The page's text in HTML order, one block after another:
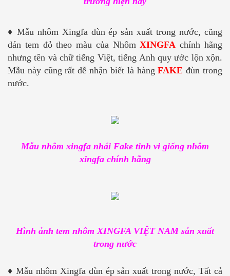
♦ Mẫu nhôm Xingfa đùn ép sản xuất trong nước, cũng
dán tem đỏ theo màu của NhômXINGFA chính hãng
nhưng tên và chữ tiếng Việt, tiếng Anh quy ước lộn xộn.
Mẫu này cũng rất dễ nhận biết là hàng FAKE đùn trong
nước.
Mẫu nhôm xingfa nhái Fake tinh vi giống nhôm
xingfa chính hãng
Hình ảnh tem nhôm XINGFA VIỆT NAM sản xuất
trong nước
♦ Mẫu nhôm Xingfa đùn ép sản xuất trong nước, Tất cả